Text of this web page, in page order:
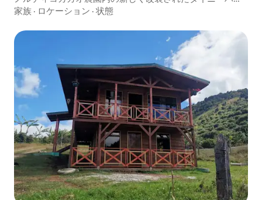
ス
家族 · ロケーション · 状態